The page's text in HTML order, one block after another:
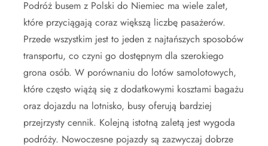
Podróż busem z Polski do Niemiec ma wiele zalet,
które przyciągają coraz większą liczbę pasażerów.
Przede wszystkim jest to jeden z najtańszych sposobów
transportu, co czyni go dostępnym dla szerokiego
grona osób. W porównaniu do lotów samolotowych,
które często wiążą się z dodatkowymi kosztami bagażu
oraz dojazdu na lotnisko, busy oferują bardziej
przejrzysty cennik. Kolejną istotną zaletą jest wygoda
podróży. Nowoczesne pojazdy są zazwyczaj dobrze